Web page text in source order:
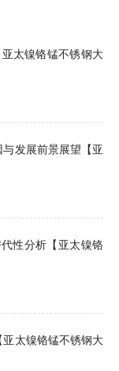
、日本、韩国
了介绍。
2024年中国钼
太镍铬锰不锈钢大
发展前景展望【亚
性分析【亚太镍铬
太镍铬锰不锈钢大